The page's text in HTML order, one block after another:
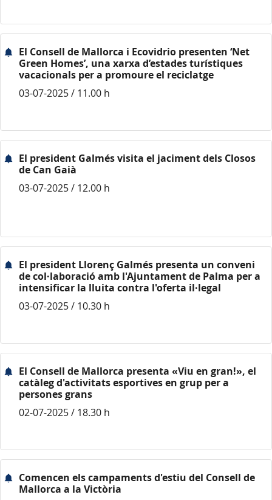
El Consell de Mallorca i Ecovidrio presenten ‘Net
Green Homes’, una xarxa d’estades turístiques
vacacionals per a promoure el reciclatge
03-07-2025 / 11.00 h
El president Galmés visita el jaciment dels Closos
de Can Gaià
03-07-2025 / 12.00 h
El president Llorenç Galmés presenta un conveni
de col·laboració amb l'Ajuntament de Palma per a
intensificar la lluita contra l'oferta il·legal
03-07-2025 / 10.30 h
El Consell de Mallorca presenta «Viu en gran!», el
catàleg d'activitats esportives en grup per a
persones grans
02-07-2025 / 18.30 h
Comencen els campaments d'estiu del Consell de
Mallorca a la Victòria